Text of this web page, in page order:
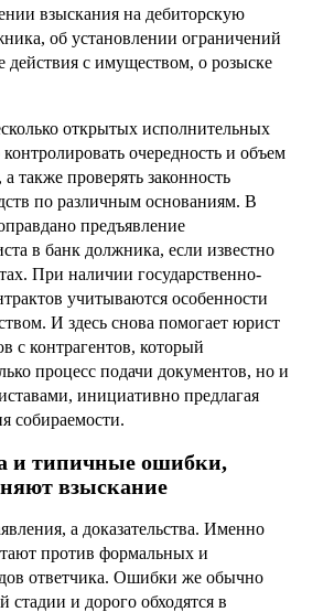
взыскания на дебиторскую
об установлении ограничений
действия с имуществом, о розыске
открытых исполнительных
очередность и объем
также проверять законность
по различным основаниям. В
предъявление
в банк должника, если известно
При наличии государственно-
учитываются особенности
И здесь снова помогает юрист
с контрагентов, который
процесс подачи документов, но и
инициативно предлагая
собираемости.
и типичные ошибки,
взыскание
а доказательства. Именно
против формальных и
ответчика. Ошибки же обычно
стадии и дорого обходятся в